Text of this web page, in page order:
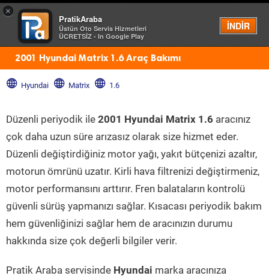
×
PratikAraba
Üstün Oto Servis Hizmetleri
ÜCRETSİZ - In Google Play
İNDİR
Menü
2001 Hyundai Matrix 1.6 Araç Bakımı
Hyundai Matrix 1.6
Düzenli periyodik ile 2001 Hyundai Matrix 1.6 aracınız
çok daha uzun süre arızasız olarak size hizmet eder.
Düzenli değiştirdiğiniz motor yağı, yakıt bütçenizi azaltır,
motorun ömrünü uzatır. Kirli hava filtrenizi değiştirmeniz,
motor performansını arttırır. Fren balataların kontrolü
güvenli sürüş yapmanızı sağlar. Kısacası periyodik bakım
hem güvenliğinizi sağlar hem de aracınızın durumu
hakkında size çok değerli bilgiler verir.
Pratik Araba servisinde Hyundai marka aracınıza